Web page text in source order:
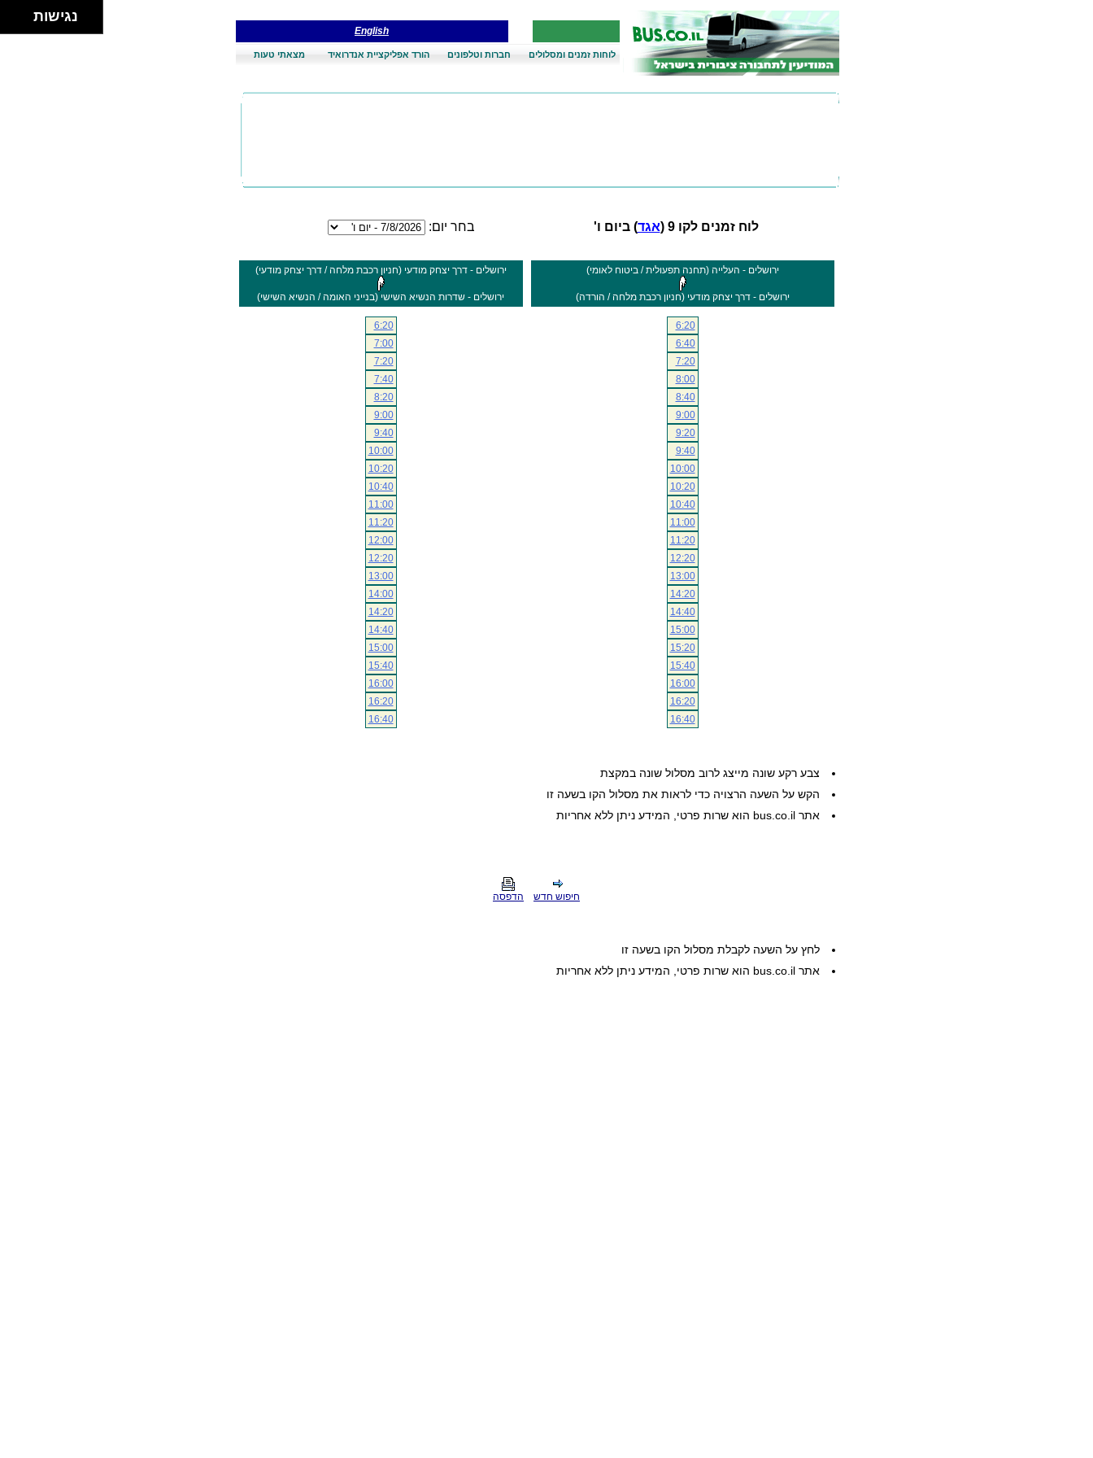
English
לוחות זמנים ומסלולים חברות וטלפונים הורד אפליקציית אנדרואיד מצאתי טעות
לוח זמנים לקו 9 ( אגד) ביום ו' בחר יום:
ירושלים - העלייה (תחנה תפעולית / ביטוח לאומי)
ירושלים - דרך יצחק מודעי (חניון רכבת מלחה / הורדה)
6:20
6:40
7:20
8:00
8:40
9:00
9:20
9:40
10:00
10:20
10:40
11:00
11:20
12:20
13:00
14:20
14:40
15:00
15:20
15:40
16:00
16:20
16:40
ירושלים - דרך יצחק מודעי (חניון רכבת מלחה / דרך יצחק מודעי)
ירושלים - שדרות הנשיא השישי (בנייני האומה / הנשיא השישי)
6:20
7:00
7:20
7:40
8:20
9:00
9:40
10:00
10:20
10:40
11:00
11:20
12:00
12:20
13:00
14:00
14:20
14:40
15:00
15:40
16:00
16:20
16:40
צבע רקע שונה מייצג לרוב מסלול שונה במקצת
הקש על השעה הרצויה כדי לראות את מסלול הקו בשעה זו
אתר bus.co.il הוא שרות פרטי, המידע ניתן ללא אחריות
חיפוש חדש הדפסה
לחץ על השעה לקבלת מסלול הקו בשעה זו
אתר bus.co.il הוא שרות פרטי, המידע ניתן ללא אחריות
נגישות